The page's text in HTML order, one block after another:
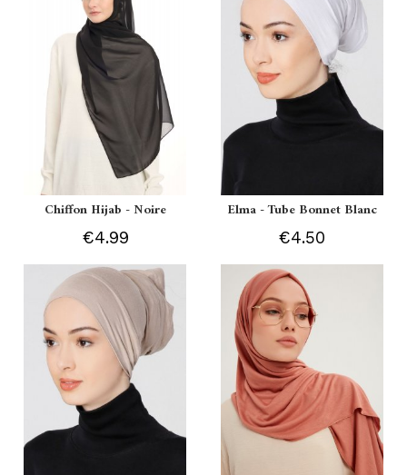
Chiffon Hijab - Noire
€4.99
Elma - Tube Bonnet Blanc
€4.50